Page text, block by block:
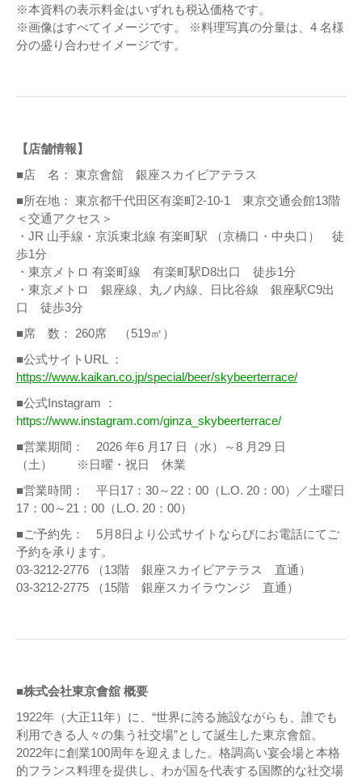
※本資料の表示料金はいずれも税込価格です。
※画像はすべてイメージです。 ※料理写真の分量は、4 名様
分の盛り合わせイメージです。
【店舗情報】
■店 名： 東京會舘 銀座スカイビアテラス
■所在地： 東京都千代田区有楽町2-10-1 東京交通会館13階
＜交通アクセス＞
・JR 山手線・京浜東北線 有楽町駅 （京橋口・中央口） 徒
歩1分
・東京メトロ 有楽町線 有楽町駅D8出口 徒歩1分
・東京メトロ 銀座線、丸ノ内線、日比谷線 銀座駅C9出
口 徒歩3分
■席 数： 260席 （519㎡）
■公式サイトURL ：
https://www.kaikan.co.jp/special/beer/skybeerterrace/
■公式Instagram ：
https://www.instagram.com/ginza_skybeerterrace/
■営業期間： 2026 年6 月17 日（水）～8 月29 日
（土） ※日曜・祝日 休業
■営業時間： 平日17：30～22：00（L.O. 20：00）／土曜日
17：00～21：00（L.O. 20：00）
■ご予約先： 5月8日より公式サイトならびにお電話にてご
予約を承ります。
03-3212-2776 （13階 銀座スカイビアテラス 直通）
03-3212-2775 （15階 銀座スカイラウンジ 直通）
■株式会社東京會舘 概要
1922年（大正11年）に、“世界に誇る施設ながらも、誰でも
利用できる人々の集う社交場”として誕生した東京會舘。
2022年に創業100周年を迎えました。格調高い宴会場と本格
的フランス料理を提供し、わが国を代表する国際的な社交場